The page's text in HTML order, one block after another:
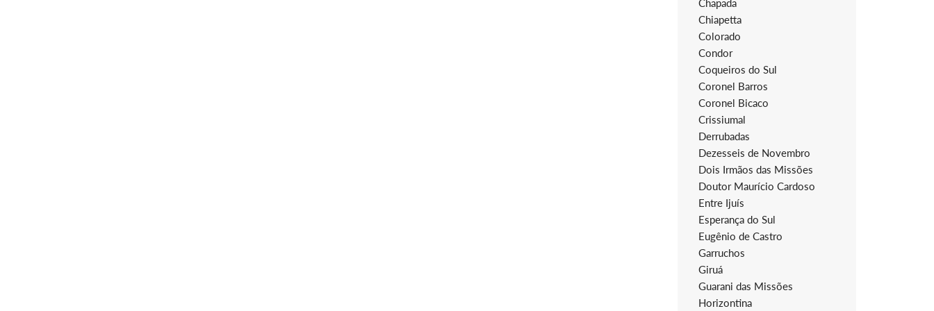
Chapada
Chiapetta
Colorado
Condor
Coqueiros do Sul
Coronel Barros
Coronel Bicaco
Crissiumal
Derrubadas
Dezesseis de Novembro
Dois Irmãos das Missões
Doutor Maurício Cardoso
Entre Ijuís
Esperança do Sul
Eugênio de Castro
Garruchos
Giruá
Guarani das Missões
Horizontina